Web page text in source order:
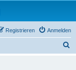
Anmelden
Registrieren